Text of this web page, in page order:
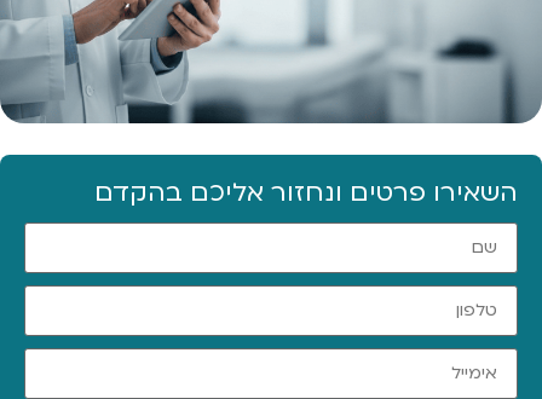
השאירו פרטים ונחזור אליכם בהקדם